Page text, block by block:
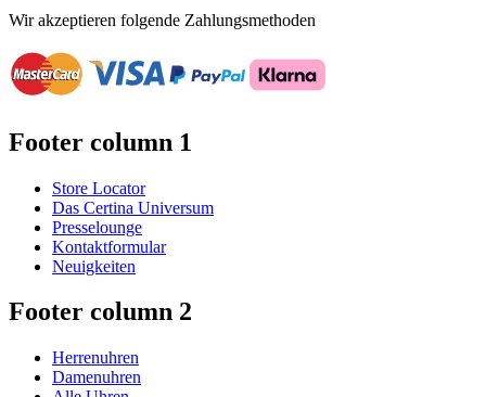
Wir akzeptieren folgende Zahlungsmethoden
Footer column 1
Store Locator
Das Certina Universum
Presselounge
Kontaktformular
Neuigkeiten
Footer column 2
Herrenuhren
Damenuhren